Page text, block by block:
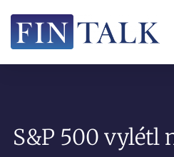
S&P 500 vylétl